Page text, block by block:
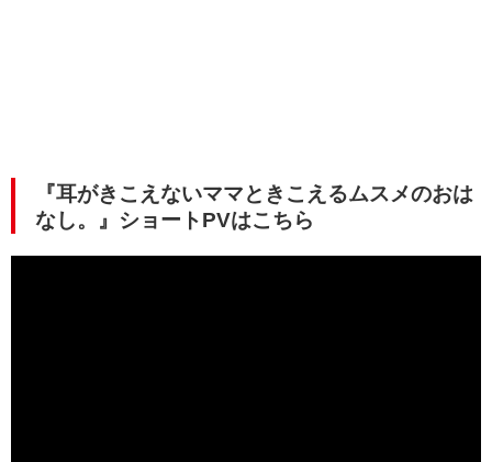
『耳がきこえないママときこえるムスメのおは
なし。』ショートPVはこちら